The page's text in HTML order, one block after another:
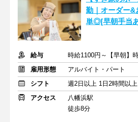
勤｜オーダー&
単◎[早朝手当
給与
雇用形態
アルバイト・パート
シフト
週2日以上 1日2時間以上
アクセス
八幡浜駅
徒歩8分